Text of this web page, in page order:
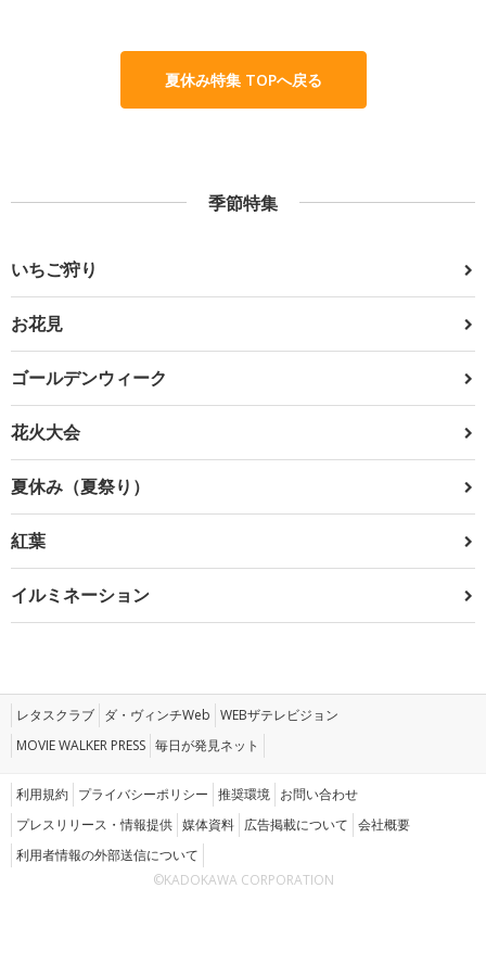
夏休み特集 TOPへ戻る
季節特集
いちご狩り
お花見
ゴールデンウィーク
花火大会
夏休み（夏祭り）
紅葉
イルミネーション
レタスクラブ ダ・ヴィンチWeb WEBザテレビジョン
MOVIE WALKER PRESS 毎日が発見ネット
利用規約 プライバシーポリシー 推奨環境 お問い合わせ
プレスリリース・情報提供 媒体資料 広告掲載について 会社概要
利用者情報の外部送信について
©KADOKAWA CORPORATION